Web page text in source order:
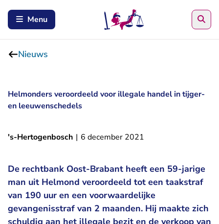
Menu
Nieuws
Helmonders veroordeeld voor illegale handel in tijger-
en leeuwenschedels
's-Hertogenbosch | 6 december 2021
De rechtbank Oost-Brabant heeft een 59-jarige
man uit Helmond veroordeeld tot een taakstraf
van 190 uur en een voorwaardelijke
gevangenisstraf van 2 maanden. Hij maakte zich
schuldig aan het illegale bezit en de verkoop van